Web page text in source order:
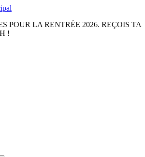
POUR LA RENTRÉE 2026. REÇOIS TA
!